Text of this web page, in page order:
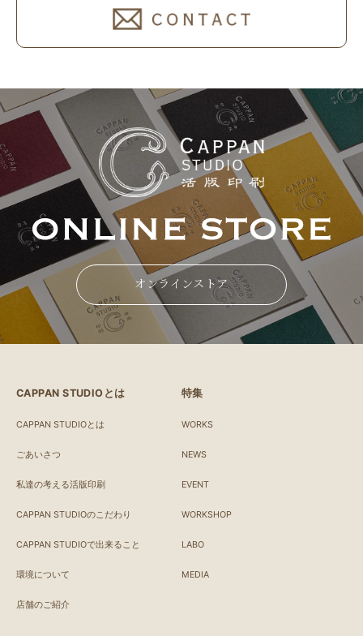
オンラインストア
CAPPAN STUDIOとは
CAPPAN STUDIOとは
ごあいさつ
私達の考える活版印刷
CAPPAN STUDIOのこだわり
CAPPAN STUDIOで出来ること
環境について
店舗のご紹介
特集
WORKS
NEWS
EVENT
WORKSHOP
LABO
MEDIA